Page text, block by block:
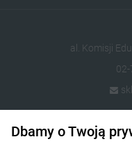
al. Komisji
Dbamy o Twoją